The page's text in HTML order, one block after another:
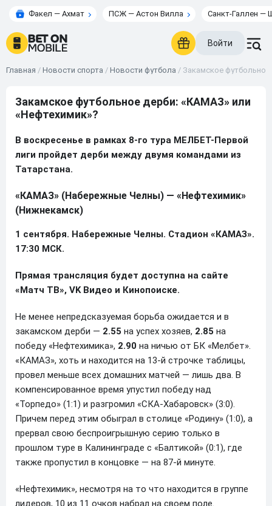
Факел — Ахмат ПСЖ — Астон Вилла Санкт-Галлен —
Войти
Главная / Новости спорта / Новости футбола / Закамское
Закамское футбольное дерби: «КАМАЗ» или
«Нефтехимик»?
В воскресенье в рамках 8-го тура МЕЛБЕТ-Первой
лиги пройдет дерби между двумя командами из
Татарстана.
«КАМАЗ» (Набережные Челны) — «Нефтехимик»
(Нижнекамск)
1 сентября. Набережные Челны. Стадион «КАМАЗ».
17:30 МСК.
Прямая трансляция будет доступна на сайте
«Матч ТВ», VK Видео и Кинопоиске.
Не менее непредсказуемая борьба ожидается и в
закамском дерби — 2.55 на успех хозяев, 2.85 на
победу «Нефтехимика», 2.90 на ничью от БК «Мелбет».
«КАМАЗ», хоть и находится на 13-й строчке таблицы,
провел меньше всех домашних матчей — лишь два. В
компенсированное время упустил победу над
«Торпедо» (1:1) и разгромил «СКА-Хабаровск» (3:0).
Причем перед этим обыграл в столице «Родину» (1:0), а
прервал свою беспроигрышную серию только в
прошлом туре в Калининграде с «Балтикой» (0:1), где
также пропустил в концовке — на 87-й минуте.
«Нефтехимик», несмотря на то что находится в группе
лидеров, 10 из 11 очков набрал на своем поле.